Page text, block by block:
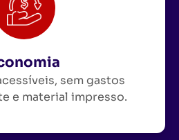
sem gastos
e material impresso.